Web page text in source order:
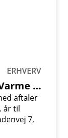
ERHVERV
Udbud: Halm til SONFOR Varme A/S
aftaler
år til
7,